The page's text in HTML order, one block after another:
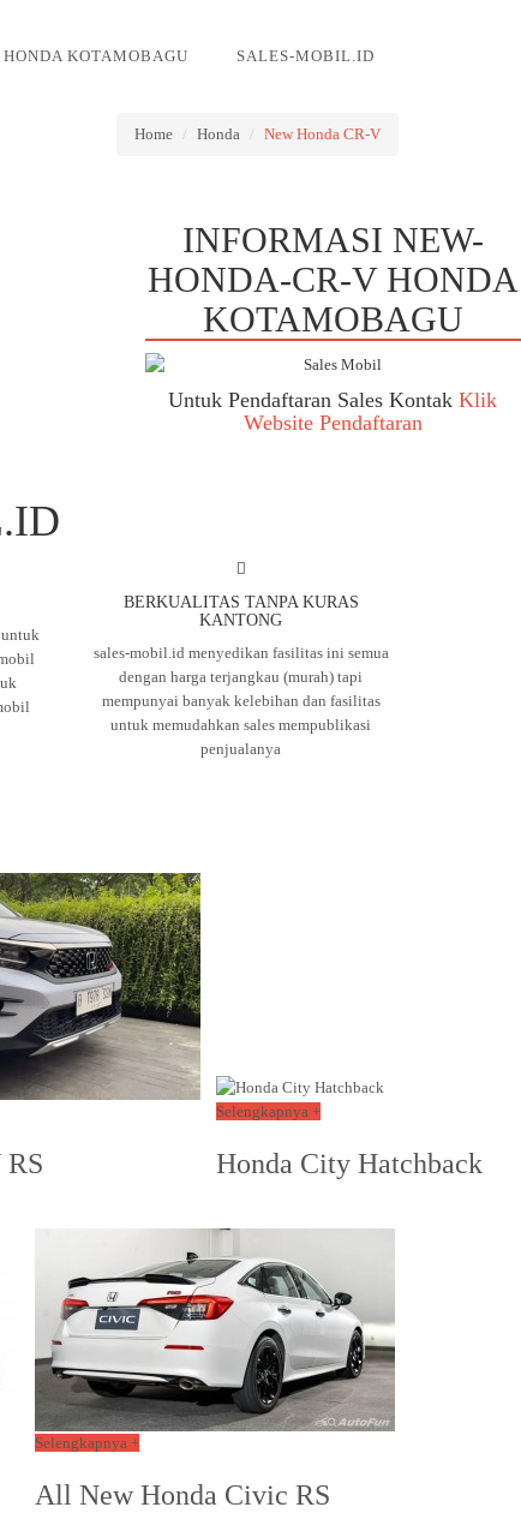
KOTAMOBAGU SALES-MOBIL.ID
Home Honda New Honda CR-V
INFORMASI NEW-
HONDA-CR-V HONDA
KOTAMOBAGU
Untuk Pendaftaran Sales KontakKlik
Website Pendaftaran
BERKUALITAS TANPA KURAS
KANTONG
sales-mobil.id menyedikan fasilitas ini semua
dengan harga terjangkau (murah) tapi
mempunyai banyak kelebihan dan fasilitas
untuk memudahkan sales mempublikasi
penjualanya
Selengkapnya +
Honda City Hatchback
Selengkapnya +
All New Honda Civic RS